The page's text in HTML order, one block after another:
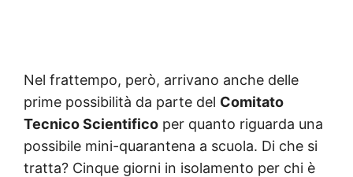
Nel frattempo, però, arrivano anche delle
prime possibilità da parte del Comitato
Tecnico Scientifico per quanto riguarda una
possibile mini-quarantena a scuola. Di che si
tratta? Cinque giorni in isolamento per chi è